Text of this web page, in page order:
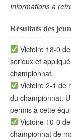
Informations à
Résultats des
Victoire 18-0
sérieux et
championnat.
Victoire 2-1 de
du championnat.
permis à cette
Victoire 10-0
championnat de